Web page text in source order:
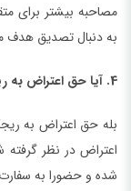
مصاحبه بیشتر برای
به دنبال تصدیق هدف
4. آیا حق اعتراض به ریجکتی ویزا سوئیس وجود دارد؟
اعتراض در نظر
شده و حضورا به سفارت